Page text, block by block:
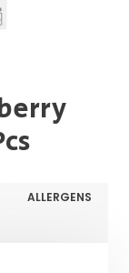
ALLERGENS